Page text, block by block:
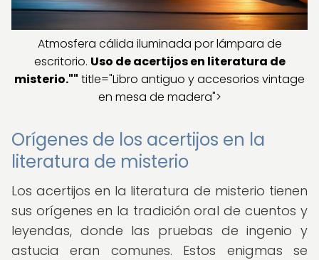
Atmosfera cálida iluminada por lámpara de
escritorio. Uso de acertijos en literatura de
misterio."" title="Libro antiguo y accesorios vintage
en mesa de madera">
Orígenes de los acertijos en la
literatura de misterio
Los acertijos en la literatura de misterio tienen
sus orígenes en la tradición oral de cuentos y
leyendas, donde las pruebas de ingenio y
astucia eran comunes. Estos enigmas se